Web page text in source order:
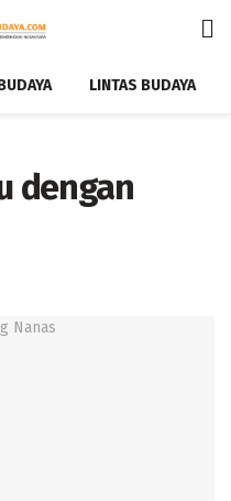
LINTAS BUDAYA
dengan